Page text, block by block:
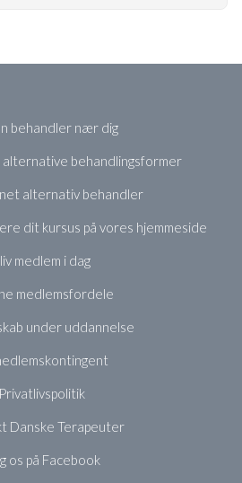
behandler nær dig
behandlingsformer
alternativ behandler
dit kursus på vores hjemmeside
medlem i dag
medlemsfordele
under uddannelse
Privatlivspolitik
Danske Terapeuter
os på Facebook